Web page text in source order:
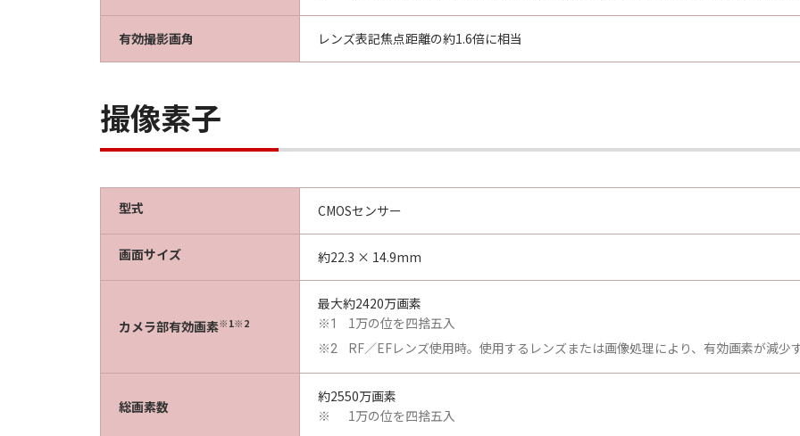
有効撮影画角 レンズ表記焦点距離の約1.6倍に相当
撮像素子
型式 CMOSセンサー
画面サイズ 約22.3 × 14.9mm
カメラ部有効画素※1※2
最大約2420万画素
※1 1万の位を四捨五入
※2 RF／EFレンズ使用時。使用するレンズまたは画像処理により、有効画素が減少
総画素数
約2550万画素
※ 1万の位を四捨五入